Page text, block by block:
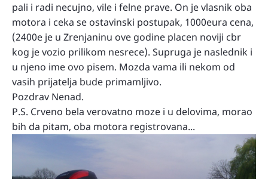
pali i radi necujno, vile i felne prave. On je vlasnik oba
motora i ceka se ostavinski postupak, 1000eura cena,
(2400e je u Zrenjaninu ove godine placen noviji cbr
kog je vozio prilikom nesrece). Supruga je naslednik i
u njeno ime ovo pisem. Mozda vama ili nekom od
vasih prijatelja bude primamljivo.
Pozdrav Nenad.
P.S. Crveno bela verovatno moze i u delovima, morao
bih da pitam, oba motora registrovana...